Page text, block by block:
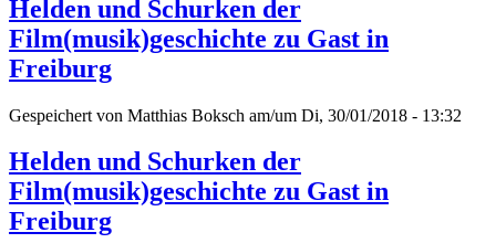
Helden und Schurken der
Film(musik)geschichte zu Gast in
Freiburg
Gespeichert von Matthias Boksch am/um Di, 30/01/2018 - 13:32
Helden und Schurken der
Film(musik)geschichte zu Gast in
Freiburg